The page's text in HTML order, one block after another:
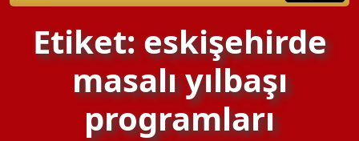
Etiket: eskişehirde
masalı yılbaşı
programları